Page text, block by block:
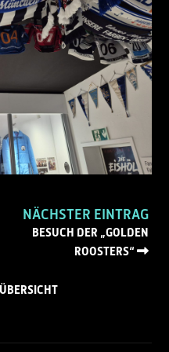
NÄCHSTER EINTRAG
BESUCH DER „GOLDEN
ROOSTERS“